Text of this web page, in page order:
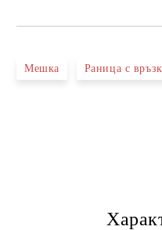
Мешка Раница с